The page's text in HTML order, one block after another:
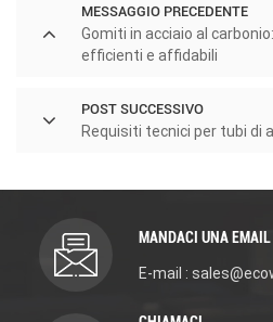
MESSAGGIO PRECEDENTE
Gomiti in acciaio al
efficienti e affidabili
POST SUCCESSIVO
Requisiti tecnici per tubi di
MANDACI UNA EMAIL
E-mail :